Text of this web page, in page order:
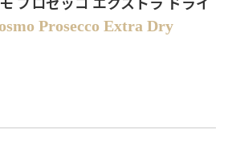
Prosecco Extra Dry